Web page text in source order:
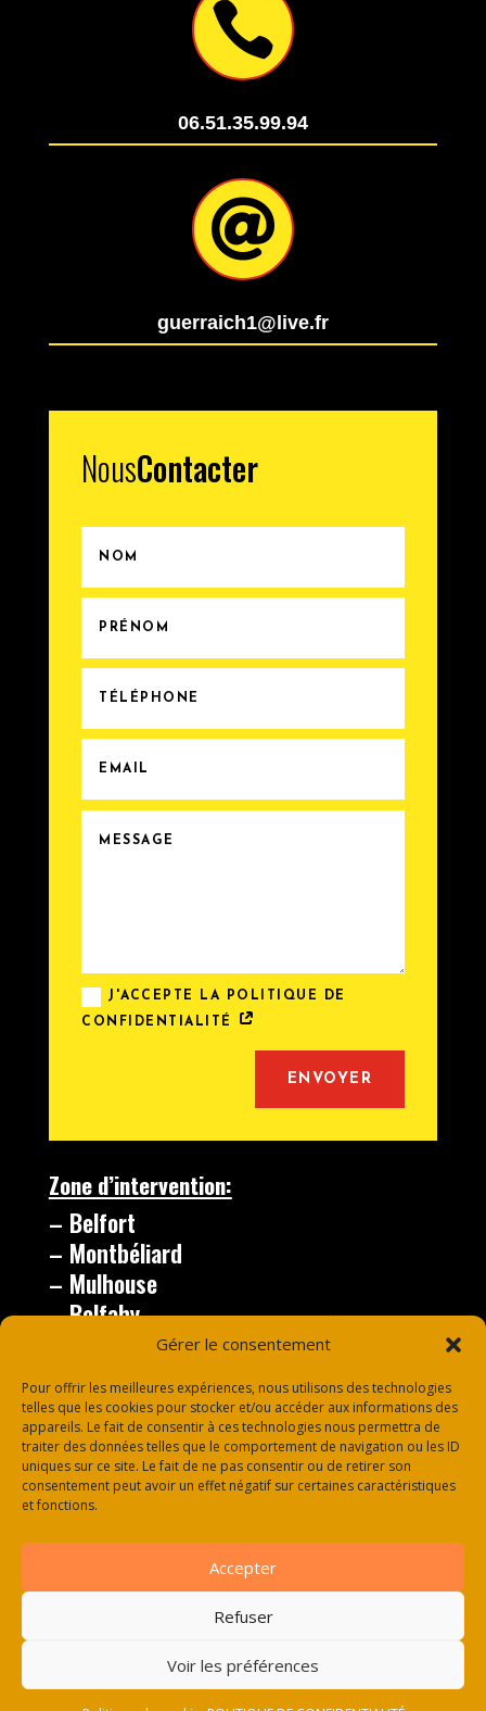
Gérer le consentement
Pour offrir les meilleures expériences, nous utilisons des technologies
telles que les cookies pour stocker et/ou accéder aux informations des
appareils. Le fait de consentir à ces technologies nous permettra de
traiter des données telles que le comportement de navigation ou les ID
uniques sur ce site. Le fait de ne pas consentir ou de retirer son
consentement peut avoir un effet négatif sur certaines caractéristiques
et fonctions.
Accepter
Refuser
Voir les préférences

06.51.35.99.94

guerraich1@live.fr
NousContacter
J'ACCEPTE LA POLITIQUE DE
CONFIDENTIALITÉ
ENVOYER
Zone d’intervention:
– Belfort
– Montbéliard
– Mulhouse
– Belfahy
– Vesoul
© 2026 M Development–Mentions légales
Tous droits réservés –Blogs